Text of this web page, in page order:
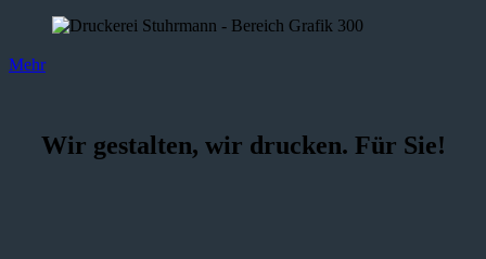
Mehr
Wir gestalten, wir drucken. Für Sie!